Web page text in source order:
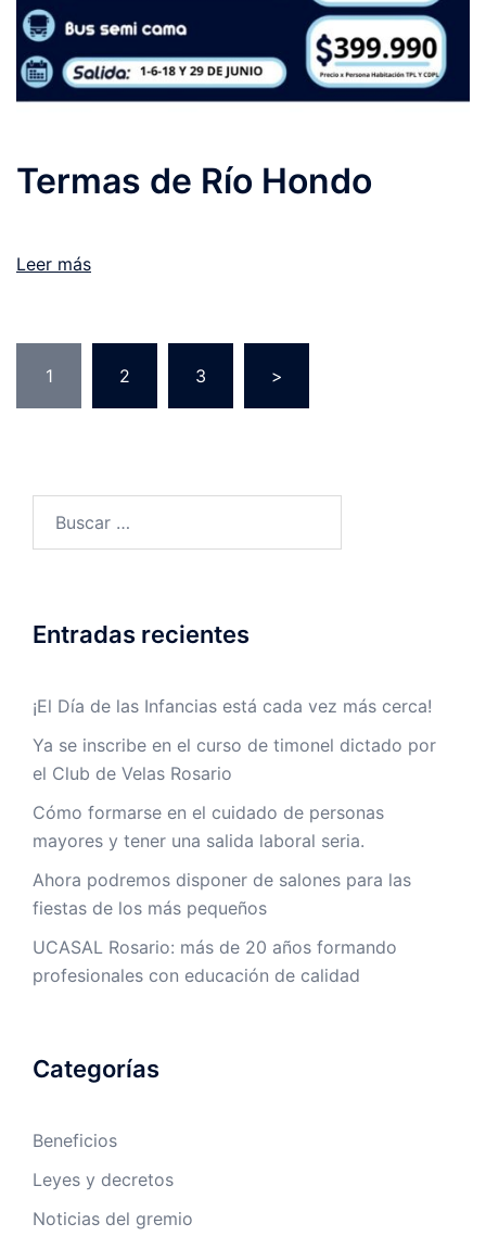
Termas de Río Hondo
Leer más
1 2 3 >
Entradas recientes
¡El Día de las Infancias está cada vez más cerca!
Ya se inscribe en el curso de timonel dictado por
el Club de Velas Rosario
Cómo formarse en el cuidado de personas
mayores y tener una salida laboral seria.
Ahora podremos disponer de salones para las
fiestas de los más pequeños
UCASAL Rosario: más de 20 años formando
profesionales con educación de calidad
Categorías
Beneficios
Leyes y decretos
Noticias del gremio